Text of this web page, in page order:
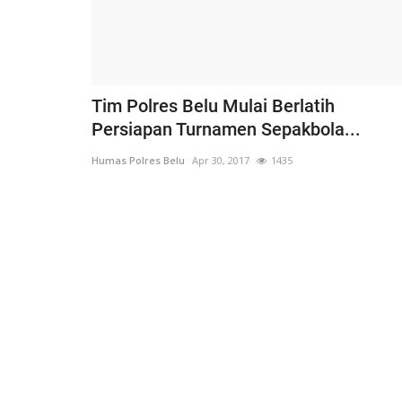
Tim Polres Belu Mulai Berlatih
Persiapan Turnamen Sepakbola...
Humas Polres Belu Apr 30, 2017 1435